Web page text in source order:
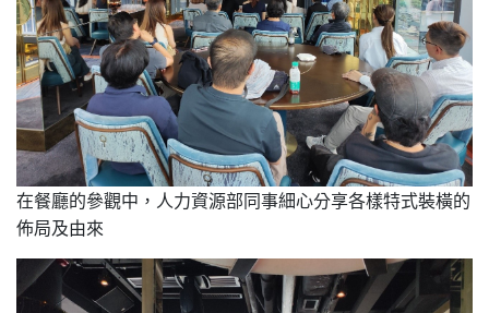
在餐廳的參觀中，人力資源部同事細心分享各樣特式裝橫的
佈局及由來